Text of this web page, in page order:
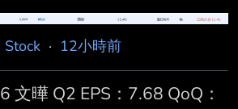
下降趨勢 :
必須有停損機制。 長期投資、討
填) : 進場:MUZ 11.4 (進太早了，
的線圖進的，結果沒想到MU今天
Stock · 12小時前
文曄 Q2 EPS：7.68 QoQ：